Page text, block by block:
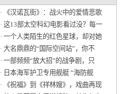
· 《汉诺瓦街》：战火中的爱情悲歌
· 这13部太空科幻电影看过没？每一
· 一个人类陌生的红色星球，却对她
· 大名鼎鼎的“国际空间站”，你不
· 一部频频“放大招”的战争剧，只
· 日本海军护卫专用舰艇 “海防舰
· 《祝福》到《祥林嫂》，戏曲再现